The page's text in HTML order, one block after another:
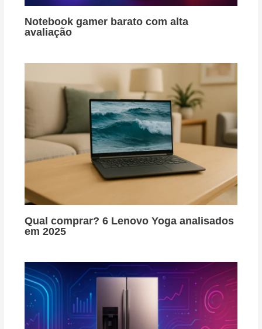
Notebook gamer barato com alta
avaliação
Qual comprar? 6 Lenovo Yoga analisados
em 2025